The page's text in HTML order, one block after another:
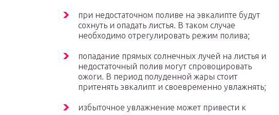
при недостаточном поливе на эвкалипте будут
сохнуть и опадать листья. В таком случае
необходимо отрегулировать режим полива;
попадание прямых солнечных лучей на листья и
недостаточный полив могут спровоцировать
ожоги. В период полуденной жары стоит
притенять эвкалипт и своевременно увлажнять;
избыточное увлажнение может привести к